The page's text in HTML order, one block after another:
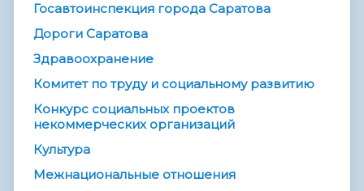
Госавтоинспекция города Саратова
Дороги Саратова
Здравоохранение
Комитет по труду и социальному развитию
Конкурс социальных проектов
некоммерческих организаций
Культура
Межнациональные отношения